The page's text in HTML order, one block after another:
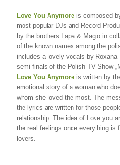
Love You Anymoreis composed
most popular DJs and Record
by the brothers Lapa & Magio in
of the known names among the
includes a lovely vocals by Roxana
semi finals of the Polish TV Show
Love You Anymoreis written by
emotional story of a woman who
whom she loved the most. The
the lyrics are written for those
relationship. The idea of Love you
the real feelings once everything is
lovers.